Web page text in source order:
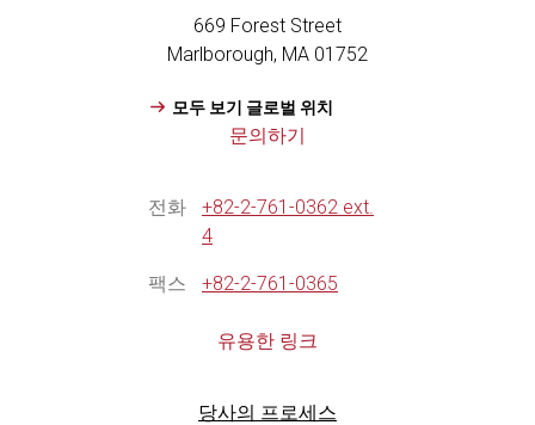
b
e
669 Forest Street
Marlborough, MA 01752
모두 보기 글로벌 위치
문의하기
전화
+82-2-761-0362 ext.
4
팩스 +82-2-761-0365
유용한 링크
당사의 프로세스